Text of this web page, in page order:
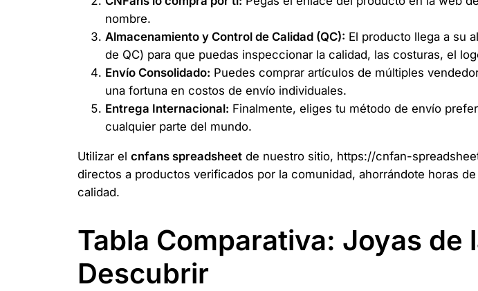
nombre.
Almacenamiento y Control de Calidad (QC): El producto llega a su
de QC) para que puedas inspeccionar la calidad, las costuras, el
Envío Consolidado: Puedes comprar artículos de múltiples
una fortuna en costos de envío individuales.
Entrega Internacional: Finalmente, eliges tu método de envío
cualquier parte del mundo.
Utilizar el cnfans spreadsheet de nuestro sitio, https://cnfan-
directos a productos verificados por la comunidad, ahorrándote horas
calidad.
Tabla Comparativa: Joyas de
Descubrir